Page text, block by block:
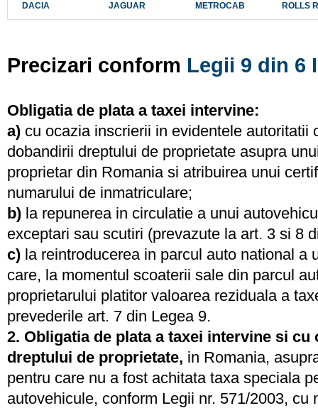
DACIA
JAGUAR
METROCAB
ROLLS
Precizari conform Legii 9 din 6
Obligatia de plata a taxei intervine:
a) cu ocazia inscrierii in evidentele autoritatii
dobandirii dreptului de proprietate asupra
proprietar din Romania si atribuirea unui
numarului de inmatriculare;
b) la repunerea in circulatie a unui
exceptari sau scutiri (prevazute la art. 3 si 8
c) la reintroducerea in parcul auto national a
care, la momentul scoaterii sale din parcul
proprietarului platitor valoarea reziduala a
prevederile art. 7 din Legea 9.
2. Obligatia de plata a taxei intervine si
dreptului de proprietate, in Romania,
pentru care nu a fost achitata taxa speciala
autovehicule, conform Legii nr. 571/2003, cu